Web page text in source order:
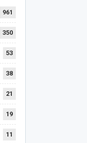
961
350
53
38
21
19
11